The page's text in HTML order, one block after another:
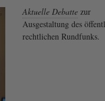
Aktuelle Debattezur
Ausgestaltung des
rechtlichen Rundfunks.